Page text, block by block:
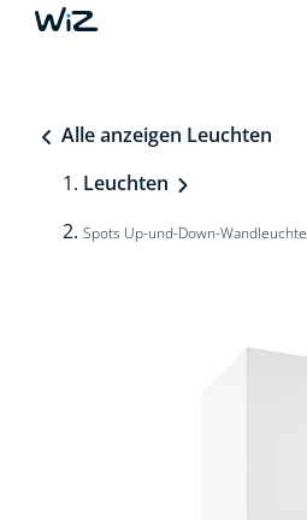
Alle anzeigen Leuchten
Leuchten
Spots Up-und-Down-Wandleuchte